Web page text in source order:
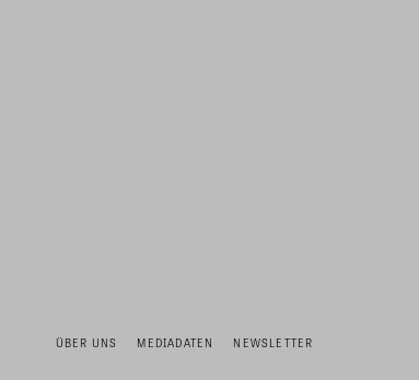
ÜBER UNS MEDIADATEN NEWSLETTER